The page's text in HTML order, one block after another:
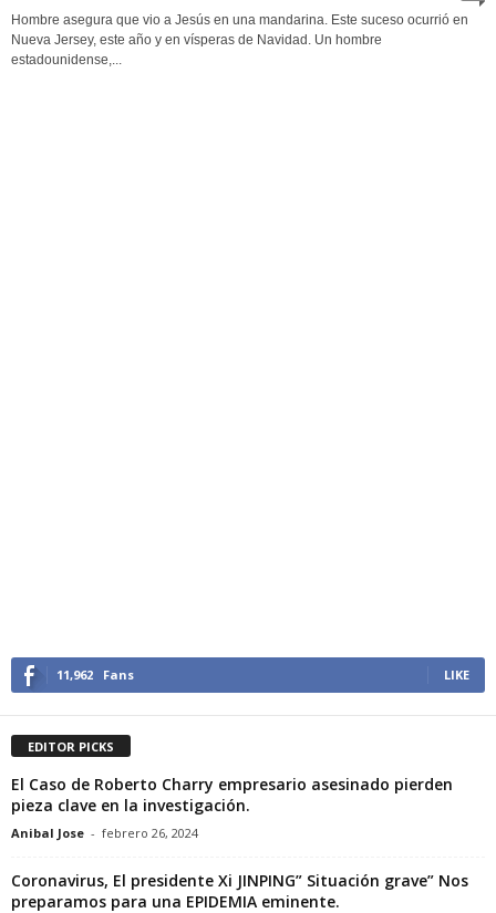
Hombre asegura que vio a Jesús en una mandarina. Este suceso ocurrió en
Nueva Jersey, este año y en vísperas de Navidad. Un hombre
estadounidense,...
11,962 Fans LIKE
EDITOR PICKS
El Caso de Roberto Charry empresario asesinado pierden
pieza clave en la investigación.
Anibal Jose - febrero 26, 2024
Coronavirus, El presidente Xi JINPING” Situación grave” Nos
preparamos para una EPIDEMIA eminente.